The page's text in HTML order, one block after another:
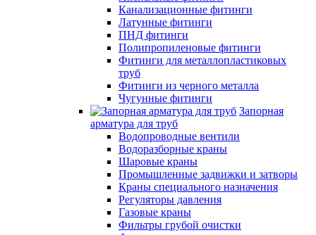
Канализационные фитинги
Латунные фитинги
ПНД фитинги
Полипропиленовые фитинги
Фитинги для металлопластиковых
труб
Фитинги из черного металла
Чугунные фитинги
Запорная
арматура для труб
Водопроводные вентили
Водоразборные краны
Шаровые краны
Промышленные задвижки и затворы
Краны специального назначения
Регуляторы давления
Газовые краны
Фильтры грубой очистки